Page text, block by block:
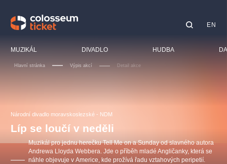
MUZIKÁL DIVADLO HUDBA
EN
Hlavní stránka Výpis akcí Detail akce
Národní divadlo moravskoslezské - NDM
Líp se loučí v neděli
Muzikál pro jednu herečku Tell Me on a Sunday od slavného autora
Andrewa Lloyda Webbera. Jde o příběh mladé Angličanky, která se
náhle objevuje v Americe, kde prožívá řadu vztahových peripetií.
OBYČEJNÁ HOLKA
Agentura 44, s.r.o.
Pink Panther Agency,